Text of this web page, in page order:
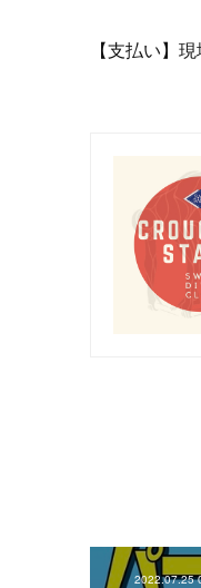
【支払い】
2022.07.25